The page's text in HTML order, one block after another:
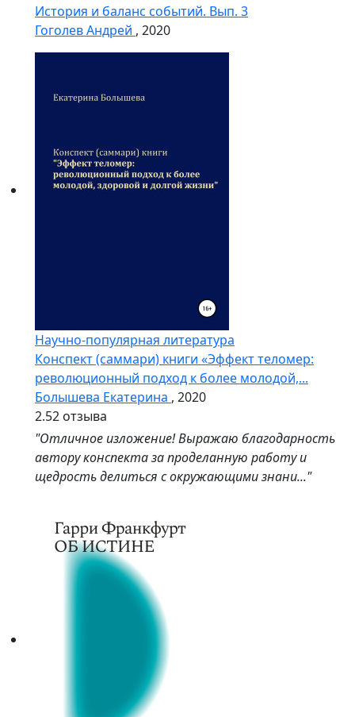
История и баланс событий. Вып. 3
Гоголев Андрей , 2020
Научно-популярная литература
Конспект (саммари) книги «Эффект теломер:
революционный подход к более молодой,...
Болышева Екатерина , 2020
2.52 отзыва
"Отличное изложение! Выражаю благодарность
автору конспекта за проделанную работу и
щедрость делиться с окружающими знани..."